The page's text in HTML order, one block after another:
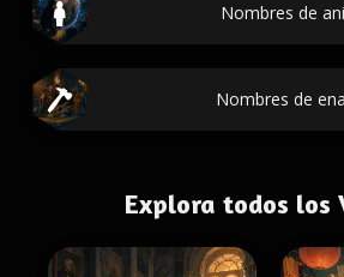
Nombres de
Nombres de
Explora todos los